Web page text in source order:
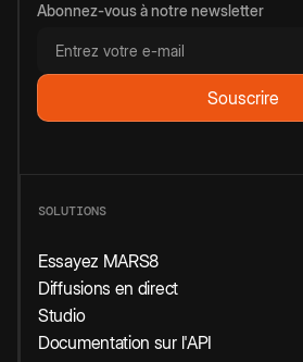
Abonnez-vous à notre newsletter
SOLUTIONS
Essayez MARS8
Diffusions en direct
Studio
Documentation sur l'API